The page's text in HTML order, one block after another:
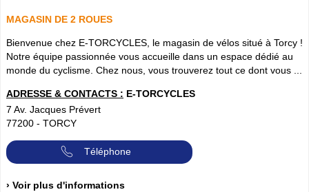
MAGASIN DE 2 ROUES
Bienvenue chez E-TORCYCLES, le magasin de vélos situé à Torcy !
Notre équipe passionnée vous accueille dans un espace dédié au
monde du cyclisme. Chez nous, vous trouverez tout ce dont vous ...
ADRESSE & CONTACTS : E-TORCYCLES
7 Av. Jacques Prévert
77200 - TORCY
Téléphone
› Voir plus d'informations